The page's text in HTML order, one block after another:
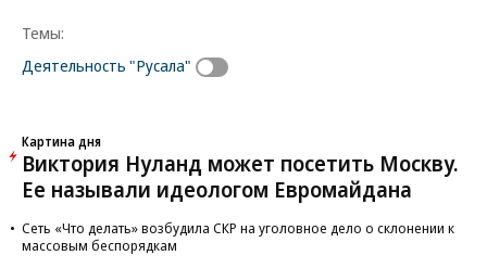
Темы:
Деятельность "Русала"
Картина дня
Виктория Нуланд может посетить Москву.
Ее называли идеологом Евромайдана
Сеть «Что делать» возбудила СКР на уголовное дело о склонении к
массовым беспорядкам